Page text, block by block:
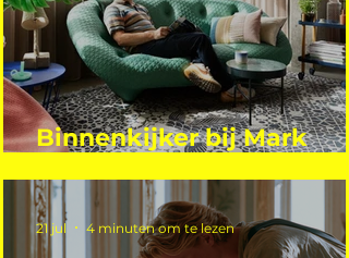
Binnenkijker bij Mark
21 jul 4 minuten om te lezen